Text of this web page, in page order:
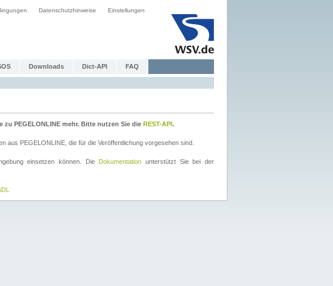
Datenschutzhinweise Einstellungen
Downloads Dict-API FAQ
PEGELONLINE mehr. Bitte nutzen Sie die REST-API.
aus PEGELONLINE, die für die Veröffentlichung vorgesehen sind.
einsetzen können. Die Dokumentation unterstützt Sie bei der